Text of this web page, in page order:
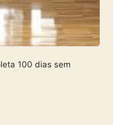
100 dias sem